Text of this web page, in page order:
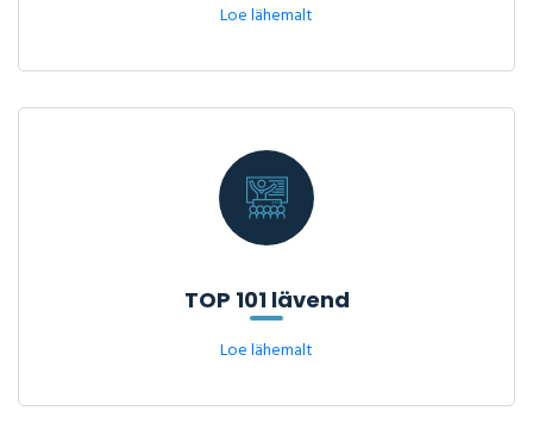
Loe lähemalt
TOP 101 lävend
Loe lähemalt